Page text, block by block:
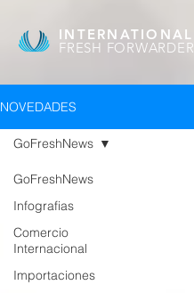
INTERNATIONAL
FRESH FORWARDER
NOVEDADES
GoFreshNews
Infografias
Comercio
Internacional
Importaciones
GoFreshNews